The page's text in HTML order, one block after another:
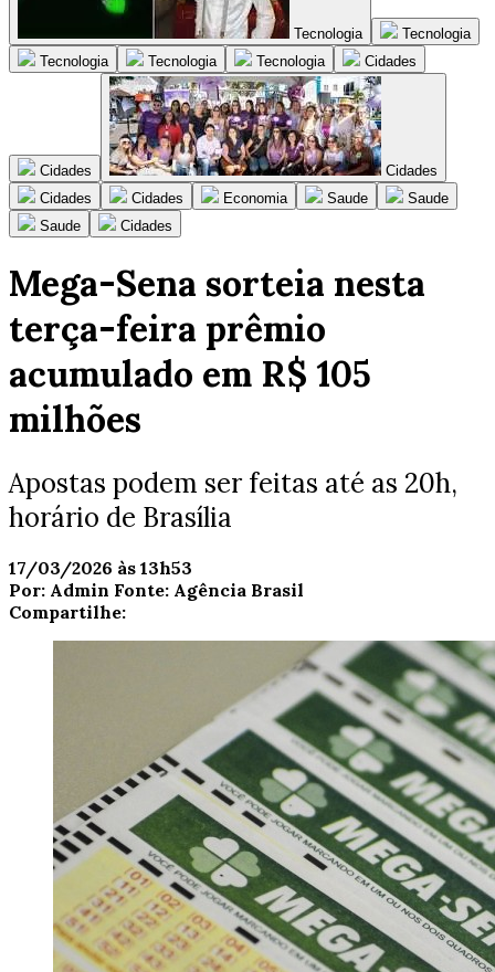
Tecnologia
Tecnologia
Tecnologia
Tecnologia Tecnologia Cidades
Cidades
Cidades
Cidades
Cidades Economia Saude
Saude
Saude
Cidades
Mega-Sena sorteia nesta
terça-feira prêmio
acumulado em R$ 105
milhões
Apostas podem ser feitas até as 20h,
horário de Brasília
17/03/2026 às 13h53
Por: Admin Fonte: Agência Brasil
Compartilhe: